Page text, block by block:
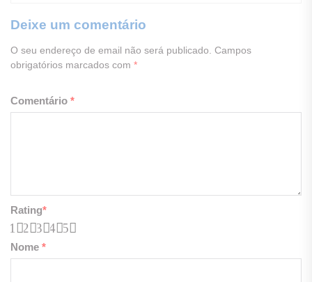
Deixe um comentário
O seu endereço de email não será publicado. Campos
obrigatórios marcados com *
Comentário *
Rating*
5
4
3
2
1
Nome *